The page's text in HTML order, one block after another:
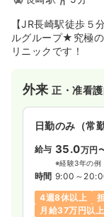
【JR長崎駅徒歩
ルグループ★究極
リニックです！
外来正・准看
日勤のみ（常勤
給与 35.0万円
※経験3年の例
時間 9:00～
4週8休以上
月給37万円以